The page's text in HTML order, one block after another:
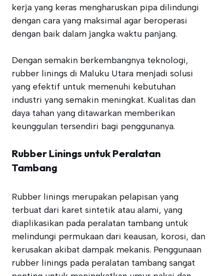
kerja yang keras mengharuskan pipa dilindungi
dengan cara yang maksimal agar beroperasi
dengan baik dalam jangka waktu panjang.
Dengan semakin berkembangnya teknologi,
rubber linings di Maluku Utara menjadi solusi
yang efektif untuk memenuhi kebutuhan
industri yang semakin meningkat. Kualitas dan
daya tahan yang ditawarkan memberikan
keunggulan tersendiri bagi penggunanya.
Rubber Linings untuk Peralatan
Tambang
Rubber linings merupakan pelapisan yang
terbuat dari karet sintetik atau alami, yang
diaplikasikan pada peralatan tambang untuk
melindungi permukaan dari keausan, korosi, dan
kerusakan akibat dampak mekanis. Penggunaan
rubber linings pada peralatan tambang sangat